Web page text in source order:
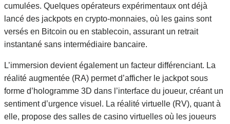
cumulées. Quelques opérateurs expérimentaux ont déjà
lancé des jackpots en crypto‑monnaies, où les gains sont
versés en Bitcoin ou en stablecoin, assurant un retrait
instantané sans intermédiaire bancaire.
L’immersion devient également un facteur différenciant. La
réalité augmentée (RA) permet d’afficher le jackpot sous
forme d’hologramme 3D dans l’interface du joueur, créant un
sentiment d’urgence visuel. La réalité virtuelle (RV), quant à
elle, propose des salles de casino virtuelles où les joueurs